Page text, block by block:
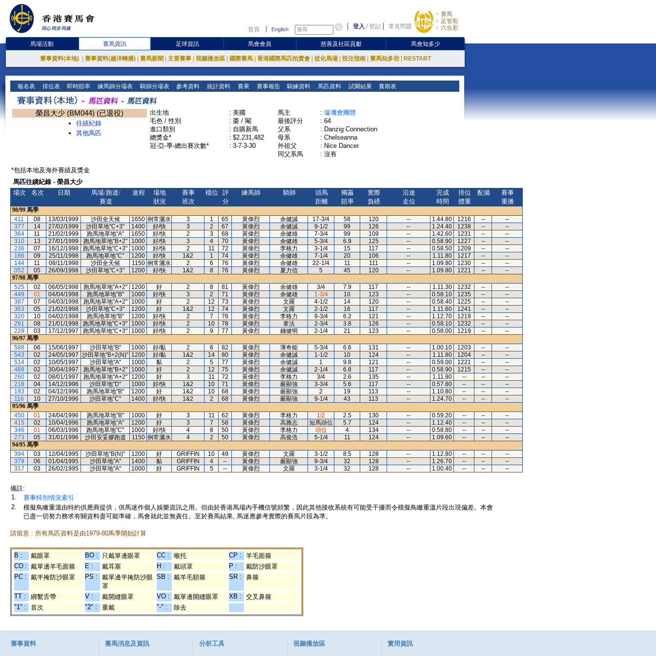
首頁 English 登入 /登記 常見問題
賽馬
足智彩
六合彩
馬場活動 賽馬資訊 足球資訊 馬會會員 慈善及社區貢獻 馬會知多少
賽事資料(本地) 賽事資料(越洋轉播) 賽馬新聞 主要賽事 視聽播放區 國際賽馬 香港國際馬匹拍賣會 從化馬場 投注指南 賽馬知多些 RESTART
報名表 排位表 即時賠率 練馬師分場表 騎師分場表 參考資料 統計資料 賽果 賽事報告 騎練資料 馬匹資料 試閘結果 賽期表
榮昌大少 (BM044) (已退役)
往績紀錄
其他馬匹
出生地 : 美國
毛色 / 性別
: 棗 / 閹
進口類別
: 自購新馬
總獎金*
: $2,231,482
冠-亞-季-總出賽次數*
: 3-7-3-30
馬主 : 璇璣會團體
最後評分
: 64
父系
: Danzig Connection
母系
: Chelseanna
外祖父
: Nice Dancer
同父系馬
: 沒有
*包括本地及海外賽績及獎金
馬匹往績紀錄 - 榮昌大少
場次
名次 日期
馬場/跑道/
賽道
途程
場地
狀況
賽事
班次
檔位
評
分
練馬師 騎師
頭馬
距離
獨贏
賠率
實際
負磅
沿途
走位
完成
時間
排位
體重
配備
賽事
重播
98/99 馬季
411
08 13/03/1999 沙田全天候 1650 例常灑水 3 1 65 黃偉烈 余健誠 17-3/4 58 120 -- 1.44.80 1216 --
--
377
14 27/02/1999 沙田草地"C+3" 1400 好/快 3 2 67 黃偉烈 余健誠 9-1/2 99 126 -- 1.24.40 1238 --
--
364
11 21/02/1999 跑馬地草地"A" 1650 好/快 2 3 68 黃偉烈 余健雄 7-3/4 99 109 -- 1.42.60 1231 --
--
310
13 27/01/1999 跑馬地草地"B+2" 1000 好/快 3 4 70 黃偉烈 余健雄 5-3/4 6.9 125 -- 0.58.90 1227 --
--
236
07 16/12/1998 跑馬地草地"C+3" 1000 好/快 2 11 72 黃偉烈 李格力 3-1/4 15 117 -- 0.58.50 1209 --
--
186
09 25/11/1998 跑馬地草地"C" 1200 好/快 1&2 1 74 黃偉烈 余健雄 7-1/4 20 106 -- 1.11.80 1217 --
--
144
11 08/11/1998 沙田全天候 1150 例常灑水 2 6 76 黃偉烈 余健雄 22-1/4 11 111 -- 1.09.80 1230 --
--
052
05 26/09/1998 沙田草地"C+3" 1200 好/快 1&2 8 76 黃偉烈 夏力信 5 45 120 -- 1.09.80 1221 --
--
97/98 馬季
525
02 06/05/1998 跑馬地草地"A+2" 1200 好 2 8 81 黃偉烈 余健雄 3/4 7.9 117 -- 1.11.30 1232 --
--
449
01 04/04/1998 跑馬地草地"B" 1000 好/快 3 2 71 黃偉烈 余健雄 1-3/4 10 123 -- 0.58.10 1235 --
--
387
07 04/03/1998 跑馬地草地"A+2" 1000 好 2 12 73 黃偉烈 文羅 4-1/2 14 120 -- 0.58.40 1225 --
--
363
05 21/02/1998 沙田草地"C+3" 1200 好 1&2 12 74 黃偉烈 文羅 2-1/2 16 117 -- 1.11.60 1241 --
--
320
10 04/02/1998 跑馬地草地"B" 1200 好/快 2 7 76 黃偉烈 李格力 9-3/4 6.2 121 -- 1.12.70 1219 --
--
291
08 21/01/1998 跑馬地草地"C+3" 1000 好/快 2 10 78 黃偉烈 韋法 2-3/4 3.8 126 -- 0.58.10 1232 --
--
229
03 17/12/1997 跑馬地草地"C+3" 1000 好/快 2 9 77 黃偉烈 錢健明 2-1/4 21 123 -- 0.58.00 1219 --
--
96/97 馬季
588
06 15/06/1997 沙田草地"B" 1000 好/黏 2 6 82 黃偉烈 薄奇能 5-3/4 6.6 131 -- 1.00.10 1203 --
--
543
02 24/05/1997 沙田草地"B+2(N)" 1200 好/黏 1&2 14 80 黃偉烈 余健誠 1-1/2 10 124 -- 1.11.80 1204 --
--
514
02 10/05/1997 沙田草地"A" 1000 黏 2 5 77 黃偉烈 余健誠 1 9.8 121 -- 0.59.00 1221 --
--
488
02 30/04/1997 跑馬地草地"B+2" 1000 好 2 12 75 黃偉烈 余健誠 2-1/4 6.8 117 -- 0.58.90 1215 --
--
260
02 08/01/1997 跑馬地草地"A+2" 1200 好 3 11 72 黃偉烈 李格力 3/4 2.6 135 -- 1.11.90 -- --
--
218
04 14/12/1996 沙田草地"D" 1000 好/快 1&2 10 71 黃偉烈 嚴顯強 3-3/4 5.6 117 -- 0.57.80 -- --
--
193
02 04/12/1996 跑馬地草地"B" 1200 好 1&2 10 68 黃偉烈 嚴顯強 2 19 113 -- 1.10.80 -- --
--
116
10 27/10/1996 沙田草地"C" 1400 好/快 1&2 2 68 黃偉烈 嚴顯強 9-1/4 43 113 -- 1.24.70 -- --
--
95/96 馬季
450
01 24/04/1996 跑馬地草地"B" 1000 好 3 11 62 黃偉烈 李格力 1/2 2.5 130 -- 0.59.20 -- --
--
415
02 10/04/1996 跑馬地草地"A" 1200 好 3 7 58 黃偉烈 高雅志 短馬頭位 5.7 124 -- 1.12.40 -- --
--
346
01 06/03/1996 跑馬地草地"C" 1000 好/快 4 8 50 黃偉烈 李格力 頭位 4 134 -- 0.58.80 -- --
--
273
05 31/01/1996 沙田安妥膠跑道 1150 例常灑水 4 2 50 黃偉烈 高俊浩 5-1/4 11 124 -- 1.09.60 -- --
--
94/95 馬季
394
03 12/04/1995 沙田草地"B(N)" 1200 好 GRIFFIN 10 49 黃偉烈 文羅 3-1/2 8.5 128 -- 1.12.80 -- --
--
379
06 01/04/1995 沙田草地"A" 1400 黏 GRIFFIN 4 -- 黃偉烈 嚴顯強 9-3/4 32 128 -- 1.26.70 -- --
--
317
03 26/02/1995 沙田草地"A" 1000 好 GRIFFIN 5 -- 黃偉烈 文羅 3-1/4 32 128 -- 1.00.40 -- -- --
備註:
1.
賽事特別情況索引
2.
模擬鳥瞰重溫由特約供應商提供，供馬迷作個人娛樂資訊之用。但由於香港馬場內手機信號頻繁，因此其他接收系統有可能受干擾而令模擬鳥瞰重溫片段出現偏差。本會
已盡一切努力務求有關資料盡可能準確，馬會就此並無責任。至於賽馬結果, 馬迷應參考實際的賽馬片段為準。
請留意 : 所有馬匹資料是由1979-80馬季開始計算
B : 戴眼罩 BO : 只戴單邊眼罩 CC : 喉托 CP :
羊毛面箍
CO : 戴單邊羊毛面箍 E : 戴耳塞 H : 戴頭罩 P :
戴防沙眼罩
PC : 戴半掩防沙眼罩 PS :
戴單邊半掩防沙眼
罩
SB : 戴羊毛額箍 SR : 鼻箍
TT : 綁繫舌帶 V : 戴開縫眼罩 VO : 戴單邊開縫眼罩 XB :
交叉鼻箍
"1" :
首次 "2" : 重戴 "-" : 除去
賽事資料 賽馬消息及資訊 分析工具 視聽播放區 實用資訊